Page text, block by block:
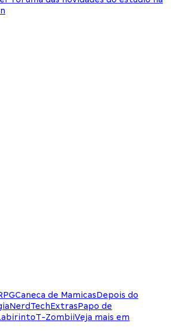
Caneca de MamicasDepois do
NerdTechExtrasPapo de
T-ZombiiVeja mais em